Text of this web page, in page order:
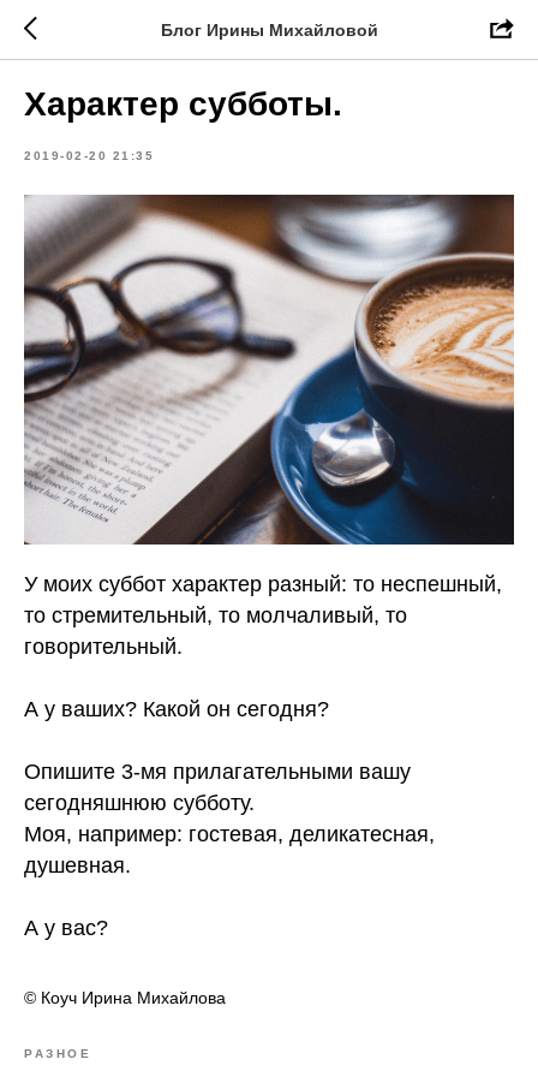
Блог Ирины Михайловой
Характер субботы.
2019-02-20 21:35
У моих суббот характер разный: то неспешный,
то стремительный, то молчаливый, то
говорительный.
А у ваших? Какой он сегодня?
Опишите 3-мя прилагательными вашу
сегодняшнюю субботу.
Моя, например: гостевая, деликатесная,
душевная.
А у вас?
© Коуч Ирина Михайлова
РАЗНОЕ